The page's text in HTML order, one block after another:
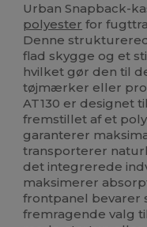
Urban Snapback-
polyester for
Denne
flad skygge og et
hvilket gør den til
tøjmærker eller
AT130 er designet
fremstillet af et
garanterer
transporterer
det integrerede
maksimerer
frontpanel bevarer
fremragende valg til